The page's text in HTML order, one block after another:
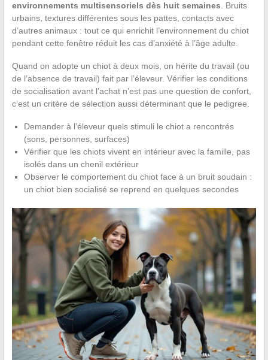
environnements multisensoriels dès huit semaines. Bruits
urbains, textures différentes sous les pattes, contacts avec
d’autres animaux : tout ce qui enrichit l’environnement du chiot
pendant cette fenêtre réduit les cas d’anxiété à l’âge adulte.
Quand on adopte un chiot à deux mois, on hérite du travail (ou
de l’absence de travail) fait par l’éleveur. Vérifier les conditions
de socialisation avant l’achat n’est pas une question de confort,
c’est un critère de sélection aussi déterminant que le pedigree.
Demander à l’éleveur quels stimuli le chiot a rencontrés
(sons, personnes, surfaces)
Vérifier que les chiots vivent en intérieur avec la famille, pas
isolés dans un chenil extérieur
Observer le comportement du chiot face à un bruit soudain :
un chiot bien socialisé se reprend en quelques secondes